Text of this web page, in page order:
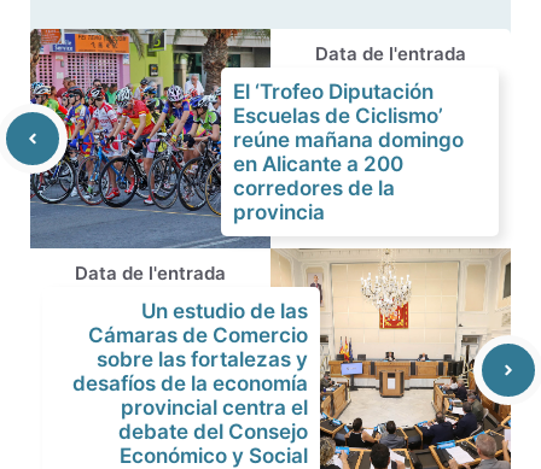
Data de l'entrada
El ‘Trofeo Diputación
Escuelas de Ciclismo’
reúne mañana domingo
en Alicante a 200
corredores de la
provincia
Data de l'entrada
Un estudio de las
Cámaras de Comercio
sobre las fortalezas y
desafíos de la economía
provincial centra el
debate del Consejo
Económico y Social